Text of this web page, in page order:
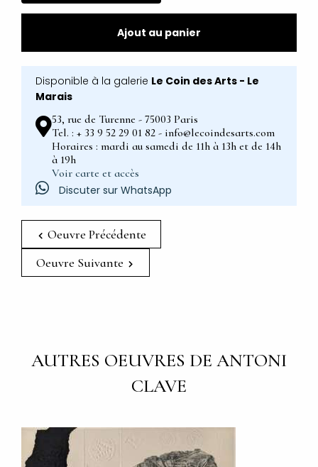
Ajout au panier
Disponible à la galerie Le Coin des Arts - Le
Marais
53, rue de Turenne - 75003 Paris
Tel. : + 33 9 52 29 01 82 - info@lecoindesarts.com
Horaires : mardi au samedi de 11h à 13h et de 14h
à 19h
Voir carte et accès
Discuter sur WhatsApp
Oeuvre Précédente
Oeuvre Suivante
AUTRES OEUVRES DE ANTONI
CLAVE